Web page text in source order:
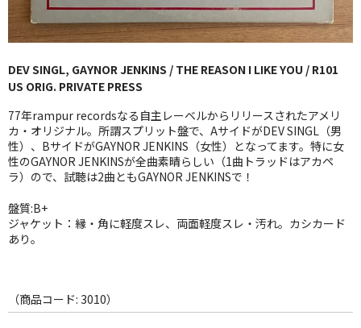
JAZZ-US
BLUE NOTE
JAZZ-EU
JAZZ-JP
JAZZ-VOCAL
J-POP
ROCK
FOLK,SSW
その他
DEV SINGL, GAYNOR JENKINS / THE REASON I LIKE YOU / R101
US ORIG. PRIVATE PRESS
77年rampur recordsなる自主レーベルからリリースされたアメリ
カ・オリジナル。所謂スプリット盤で、AサイドがDEV SINGL（男
性）、BサイドがGAYNOR JENKINS（女性）となってます。特に女
性のGAYNOR JENKINSが全曲素晴らしい（1曲トラッドはアカペ
ラ）ので、試聴は2曲ともGAYNOR JENKINSで！
盤質:B+
ジャケット：縁・角に軽度スレ、両面軽度スレ・汚れ。カシカード
あり。
（商品コード: 3010）